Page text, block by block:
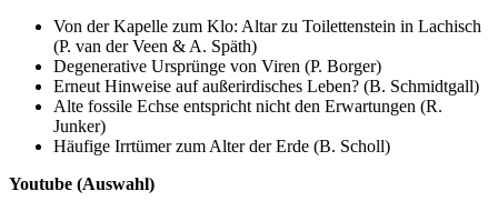
Von der Kapelle zum Klo: Altar zu Toilettenstein in Lachisch
(P. van der Veen & A. Späth)
Degenerative Ursprünge von Viren (P. Borger)
Erneut Hinweise auf außerirdisches Leben? (B. Schmidtgall)
Alte fossile Echse entspricht nicht den Erwartungen (R.
Junker)
Häufige Irrtümer zum Alter der Erde (B. Scholl)
Youtube (Auswahl)